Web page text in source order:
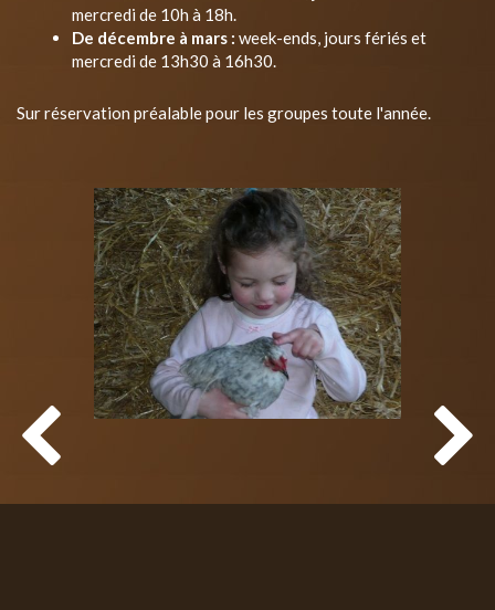
mercredi de 10h à 18h.
De décembre à mars : week-ends, jours fériés et
mercredi de 13h30 à 16h30.
Sur réservation préalable pour les groupes toute l'année.